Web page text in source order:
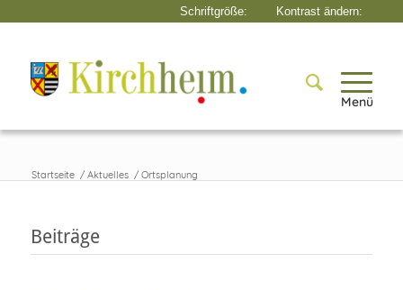
Menü
Startseite / Aktuelles / Ortsplanung
Beiträge